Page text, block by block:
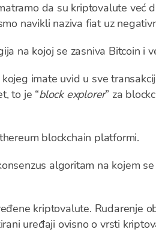
da su kriptovalute već
navikli naziva fiat uz
na kojoj se zasniva Bitcoin i
imate uvid u sve
to je “block explorer” za
blockchain platformi.
algoritam na kojem
kriptovalute. Rudarenje
uređaji ovisno o vrsti